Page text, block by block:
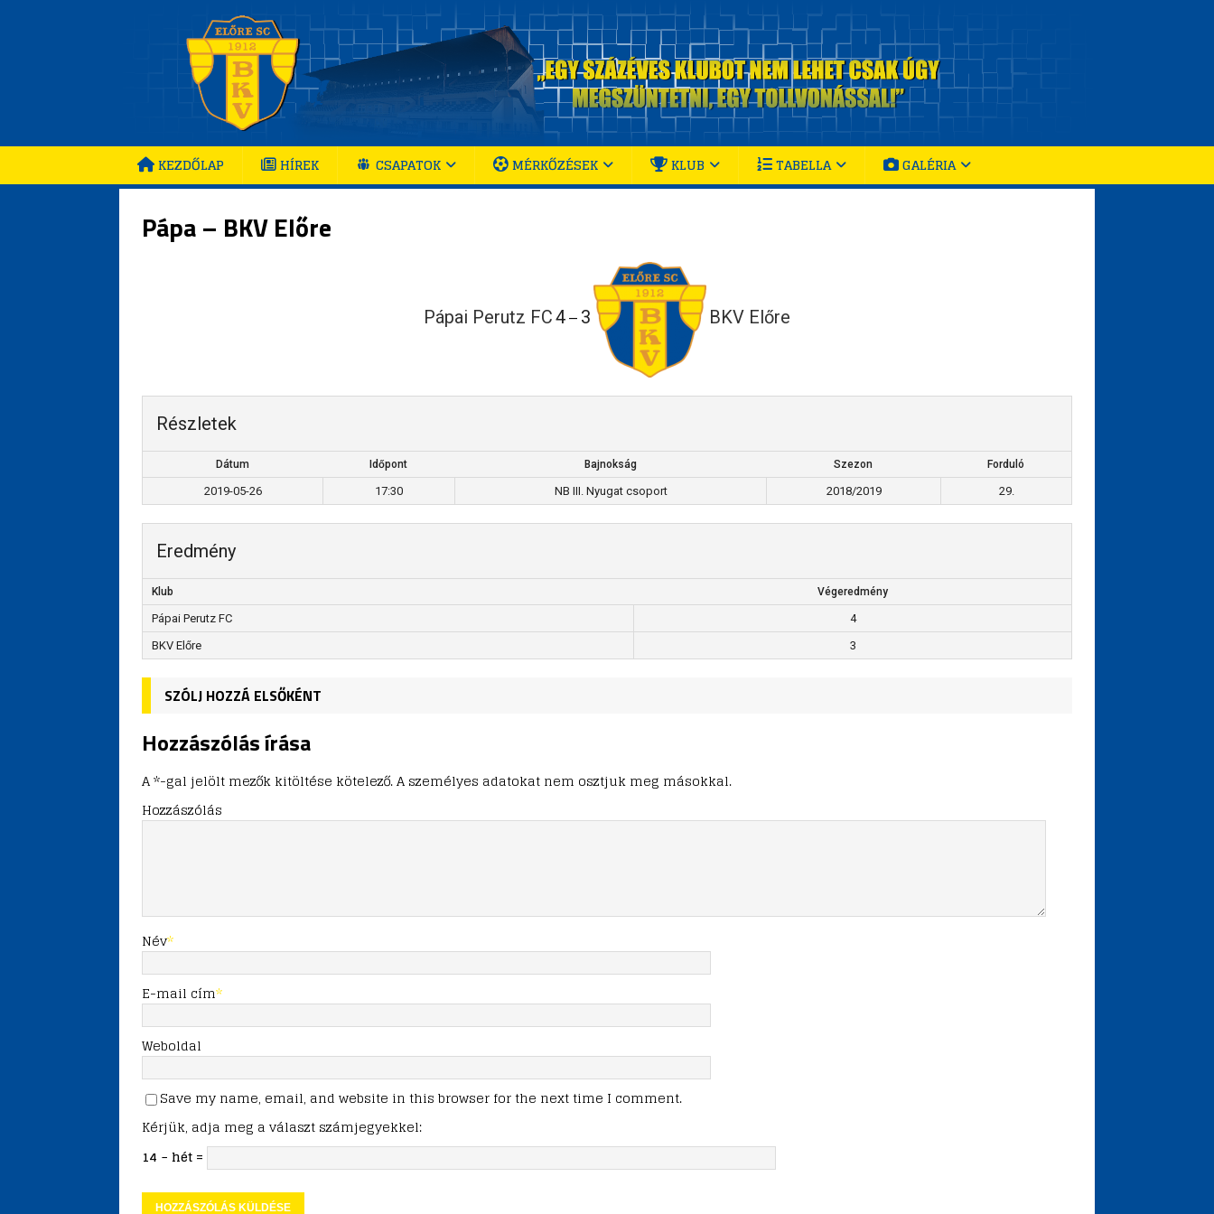
KEZDŐLAP HÍREK CSAPATOK MÉRKŐZÉSEK KLUB TABELLA GALÉRIA
Pápa – BKV Előre
Pápai Perutz FC4 — 3 BKV Előre
Részletek
Dátum Időpont Bajnokság Szezon Forduló
2019-05-26 17:30 NB III. Nyugat csoport 2018/2019 29.
Eredmény
Klub Végeredmény
Pápai Perutz FC
4
BKV Előre
3
SZÓLJ HOZZÁ ELSŐKÉNT
Hozzászólás írása
A *-gal jelölt mezők kitöltése kötelező. A személyes adatokat nem osztjuk meg másokkal.
Hozzászólás
Név*
E-mail cím*
Weboldal
Save my name, email, and website in this browser for the next time I comment.
Kérjük, adja meg a választ számjegyekkel:
14 − hét =